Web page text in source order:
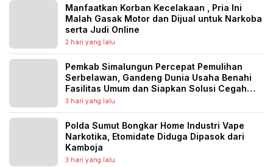
Manfaatkan Korban Kecelakaan , Pria Ini
Malah Gasak Motor dan Dijual untuk Narkoba
serta Judi Online
2 hari yang lalu
Pemkab Simalungun Percepat Pemulihan
Serbelawan, Gandeng Dunia Usaha Benahi
Fasilitas Umum dan Siapkan Solusi Cegah
Banjir Berulang
3 hari yang lalu
Polda Sumut Bongkar Home Industri Vape
Narkotika, Etomidate Diduga Dipasok dari
Kamboja
3 hari yang lalu